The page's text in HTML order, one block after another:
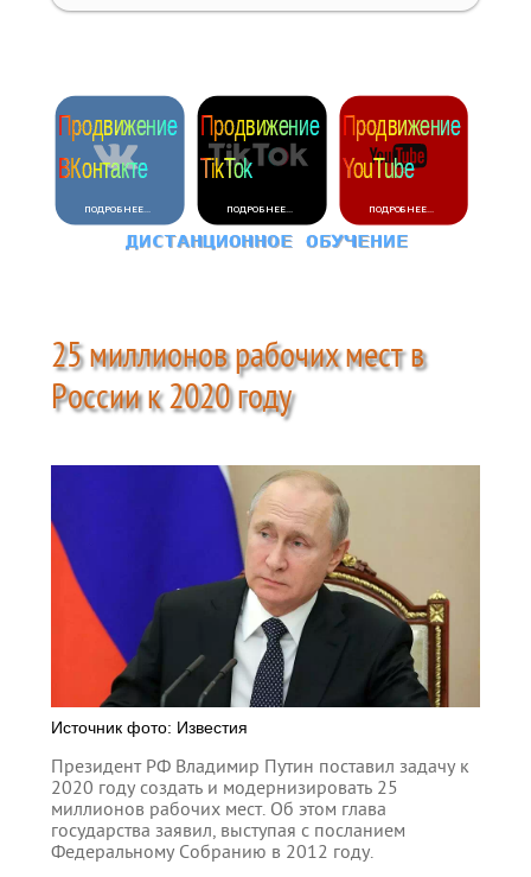
25 миллионов рабочих мест в
России к 2020 году
Источник фото: Известия
Президент РФ Владимир Путин поставил задачу к
2020 году создать и модернизировать 25
миллионов рабочих мест. Об этом глава
государства заявил, выступая с посланием
Федеральному Собранию в 2012 году.